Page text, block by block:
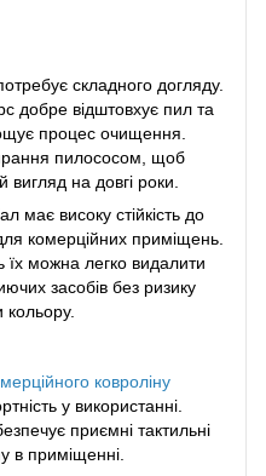
складного догляду.
добре відштовхує пил та
процес очищення.
пилососом, щоб
вигляд на довгі роки.
має високу стійкість до
комерційних приміщень.
їх можна легко видалити
засобів без ризику
ковроліну
у використанні.
приємні тактильні
в приміщенні.